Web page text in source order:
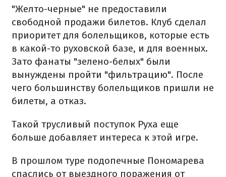
"Желто-черные" не предоставили
свободной продажи билетов. Клуб сделал
приоритет для болельщиков, которые есть
в какой-то руховской базе, и для военных.
Зато фанаты "зелено-белых" были
вынуждены пройти "фильтрацию". После
чего большинству болельщиков пришли не
билеты, а отказ.
Такой трусливый поступок Руха еще
больше добавляет интереса к этой игре.
В прошлом туре подопечные Пономарева
спаслись от выездного поражения от